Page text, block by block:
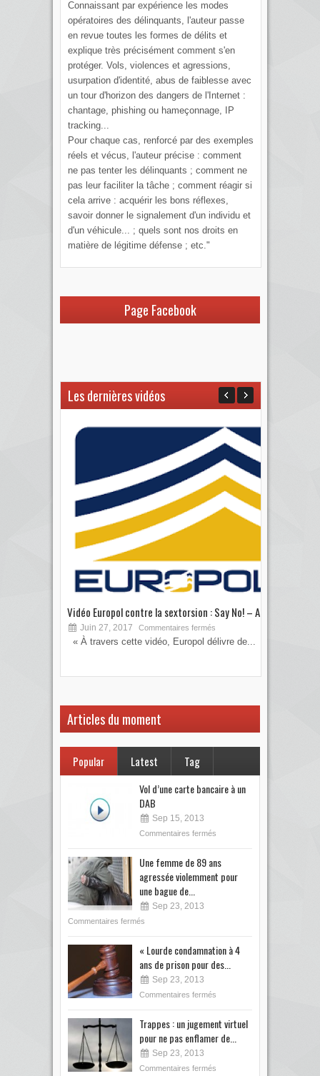
Connaissant par expérience les modes
opératoires des délinquants, l'auteur passe
en revue toutes les formes de délits et
explique très précisément comment s'en
protéger. Vols, violences et agressions,
usurpation d'identité, abus de faiblesse avec
un tour d'horizon des dangers de l'Internet :
chantage, phishing ou hameçonnage, IP
tracking...
Pour chaque cas, renforcé par des exemples
réels et vécus, l'auteur précise : comment
ne pas tenter les délinquants ; comment ne
pas leur faciliter la tâche ; comment réagir si
cela arrive : acquérir les bons réflexes,
savoir donner le signalement d'un individu et
d'un véhicule... ; quels sont nos droits en
matière de légitime défense ; etc."
Page Facebook
Les dernières vidéos
Vidéo Europol contre la sextorsion : Say No! – A...
Juin 27, 2017 Commentaires fermés
« À travers cette vidéo, Europol délivre de...
Articles du moment
Popular Latest Tag
Vol d’une carte bancaire à un
DAB
Sep 15, 2013
Commentaires fermés
Une femme de 89 ans
agressée violemment pour
une bague de...
Sep 23, 2013
Commentaires fermés
« Lourde condamnation à 4
ans de prison pour des...
Sep 23, 2013
Commentaires fermés
Trappes : un jugement virtuel
pour ne pas enflamer de...
Sep 23, 2013
Commentaires fermés